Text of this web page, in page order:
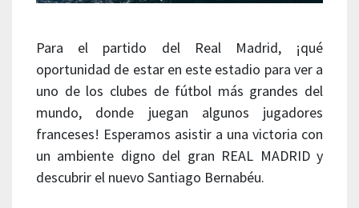
Para el partido del Real Madrid, ¡qué
oportunidad de estar en este estadio para ver a
uno de los clubes de fútbol más grandes del
mundo, donde juegan algunos jugadores
franceses! Esperamos asistir a una victoria con
un ambiente digno del gran REAL MADRID y
descubrir el nuevo Santiago Bernabéu.